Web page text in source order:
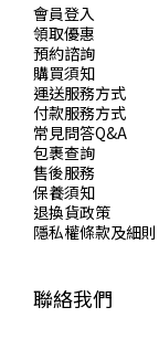
會員登入
領取優惠
預約諮詢
購買須知
運送服務方式
付款服務方式
常見問答Q&A
包裹查詢
售後服務
保養須知
退換貨政策
隱私權條款及細則
聯絡我們